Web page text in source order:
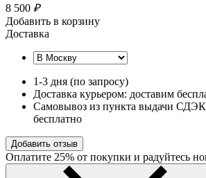
8 500 ₽
Добавить в корзину
Доставка
1-3 дня (по запросу)
Доставка курьером: доставим
Самовывоз из пункта выдачи
бесплатно
Добавить отзыв
Оплатите 25% от покупки и радуйтесь